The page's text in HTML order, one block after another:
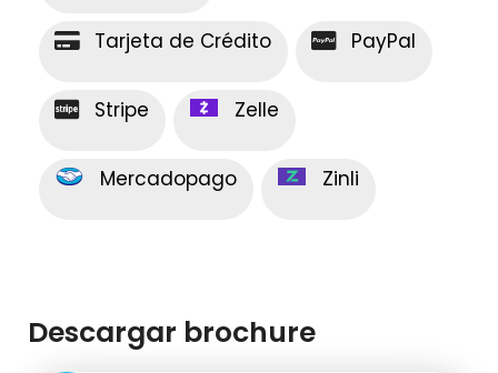
Tarjeta de Crédito PayPal
Stripe Zelle
Mercadopago Zinli
Descargar brochure